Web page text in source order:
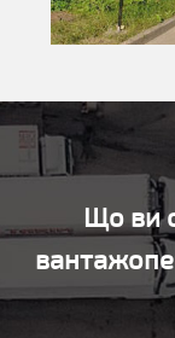
Що ви